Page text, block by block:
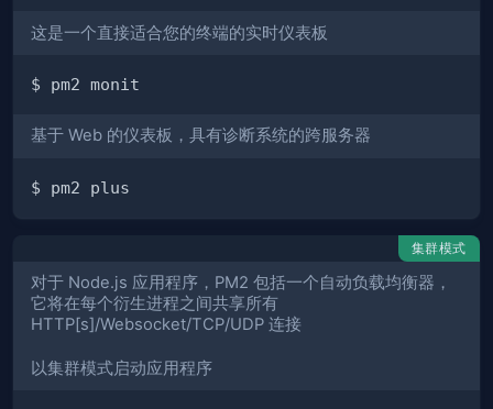
这是一个直接适合您的终端的实时仪表板
基于 Web 的仪表板，具有诊断系统的跨服务器
集群模式
对于 Node.js 应用程序，PM2 包括一个自动负载均衡器，
它将在每个衍生进程之间共享所有
HTTP[s]/Websocket/TCP/UDP 连接
以集群模式启动应用程序